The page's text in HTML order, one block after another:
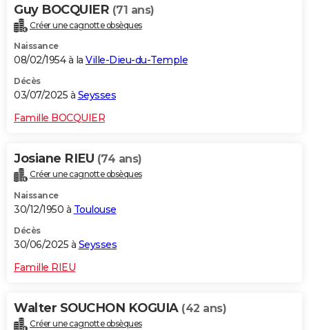
Guy BOCQUIER (71 ans)
Créer une cagnotte obsèques
Naissance
08/02/1954 à la Ville-Dieu-du-Temple
Décès
03/07/2025 à Seysses
Famille BOCQUIER
Josiane RIEU (74 ans)
Créer une cagnotte obsèques
Naissance
30/12/1950 à Toulouse
Décès
30/06/2025 à Seysses
Famille RIEU
Walter SOUCHON KOGUIA (42 ans)
Créer une cagnotte obsèques